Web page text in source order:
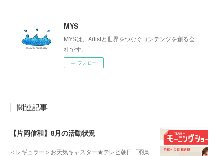
MYS
MYSは、Artistと世界をつなぐコンテンツを創る会
社です。
フォロー
関連記事
【片岡信和】8月の活動状況
＜レギュラー＞お天気キャスター★テレビ朝日「羽鳥